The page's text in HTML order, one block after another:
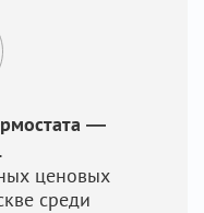
—
ценовых
среди